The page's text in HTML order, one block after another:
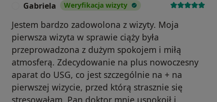
Gabriela Weryfikacja wizyty
Jestem bardzo zadowolona z wizyty. Moja
pierwsza wizyta w sprawie ciąży była
przeprowadzona z dużym spokojem i miłą
atmosferą. Zdecydowanie na plus nowoczesny
aparat do USG, co jest szczególnie na + na
pierwszej wizycie, przed którą strasznie się